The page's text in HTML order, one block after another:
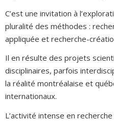
C’est une invitation à
pluralité des méthodes :
appliquée et recherche-
Il en résulte des projets
disciplinaires, parfois
la réalité montréalaise et
internationaux.
L’activité intense en